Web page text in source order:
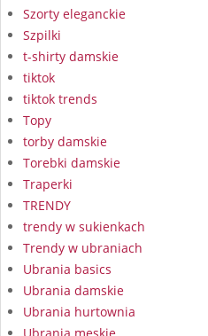
Szorty eleganckie
Szpilki
t-shirty damskie
tiktok
tiktok trends
Topy
torby damskie
Torebki damskie
Traperki
TRENDY
trendy w sukienkach
Trendy w ubraniach
Ubrania basics
Ubrania damskie
Ubrania hurtownia